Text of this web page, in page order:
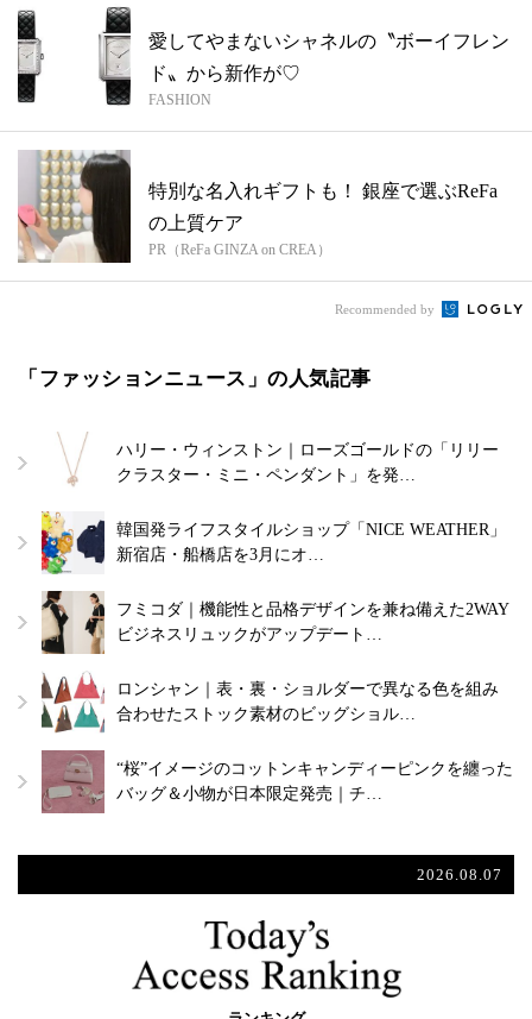
愛してやまないシャネルの〝ボーイフレン
ド〟から新作が♡
FASHION
特別な名入れギフトも！ 銀座で選ぶReFa
の上質ケア
PR（ReFa GINZA on CREA）
Recommended by
「ファッションニュース」の人気記事
ハリー・ウィンストン｜ローズゴールドの「リリー
クラスター・ミニ・ペンダント」を発…
韓国発ライフスタイルショップ「NICE WEATHER」
新宿店・船橋店を3月にオ…
フミコダ｜機能性と品格デザインを兼ね備えた2WAY
ビジネスリュックがアップデート…
ロンシャン｜表・裏・ショルダーで異なる色を組み
合わせたストック素材のビッグショル…
“桜”イメージのコットンキャンディーピンクを纏った
バッグ＆小物が日本限定発売｜チ…
2026.08.07